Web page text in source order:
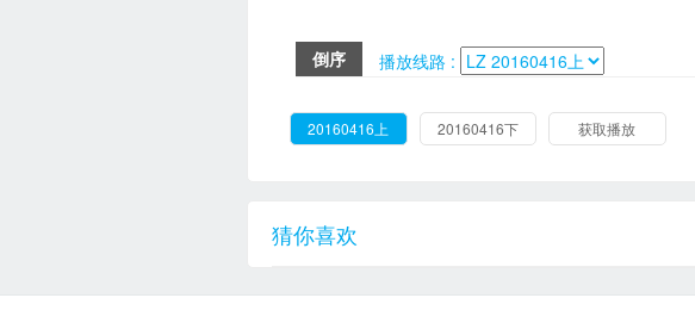
倒序
播放线路 :
20160416上 20160416下 获取播放
猜你喜欢